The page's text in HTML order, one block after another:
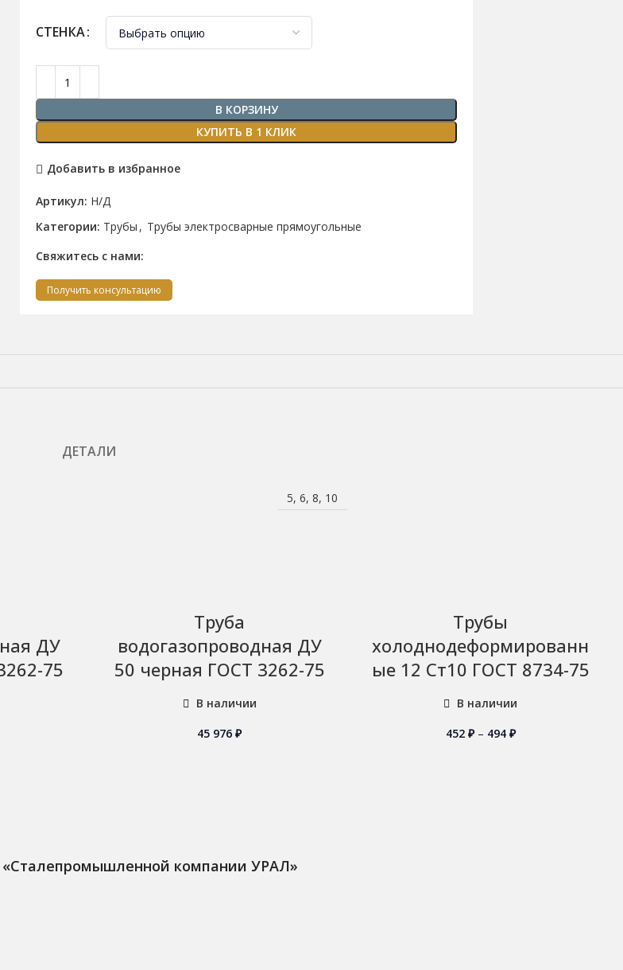
СТЕНКА
В КОРЗИНУ
КУПИТЬ В 1 КЛИК
Добавить в избранное
Артикул: Н/Д
Категории: Трубы , Трубы электросварные прямоугольные
Свяжитесь с нами:
Получить консультацию
ДЕТАЛИ
5, 6, 8, 10
ДУ
75
Труба
водогазопроводная ДУ
50 черная ГОСТ 3262-75
В наличии
45 976₽
Трубы
холоднодеформированн
ые 12 Ст10 ГОСТ 8734-75
В наличии
452 ₽ – 494 ₽
компании УРАЛ»